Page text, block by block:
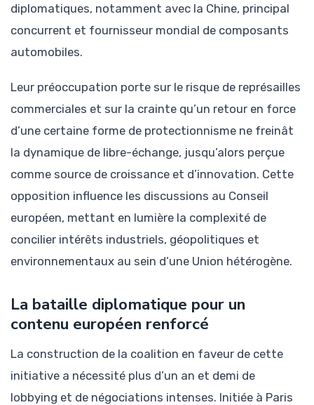
diplomatiques, notamment avec la Chine, principal
concurrent et fournisseur mondial de composants
automobiles.
Leur préoccupation porte sur le risque de représailles
commerciales et sur la crainte qu’un retour en force
d’une certaine forme de protectionnisme ne freinât
la dynamique de libre-échange, jusqu’alors perçue
comme source de croissance et d’innovation. Cette
opposition influence les discussions au Conseil
européen, mettant en lumière la complexité de
concilier intérêts industriels, géopolitiques et
environnementaux au sein d’une Union hétérogène.
La bataille diplomatique pour un
contenu européen renforcé
La construction de la coalition en faveur de cette
initiative a nécessité plus d’un an et demi de
lobbying et de négociations intenses. Initiée à Paris